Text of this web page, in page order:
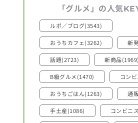
「グルメ」 の人気
ルポ／ブログ(3543)
おうちカフェ(3262) 新
話題(2723) 新商品(1969)
B級グルメ(1470) コン
おうちごはん(1263) 通
手土産(1086) コンビニ